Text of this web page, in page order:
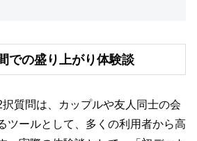
での盛り上がり体験談
質問は、カップルや友人同士の会
ツールとして、多くの利用者から高